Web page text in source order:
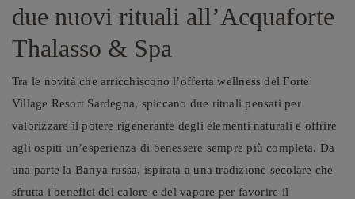
due nuovi rituali all’Acquaforte
Thalasso & Spa
Tra le novità che arricchiscono l’offerta wellness del Forte
Village Resort Sardegna, spiccano due rituali pensati per
valorizzare il potere rigenerante degli elementi naturali e offrire
agli ospiti un’esperienza di benessere sempre più completa. Da
una parte la Banya russa, ispirata a una tradizione secolare che
sfrutta i benefici del calore e del vapore per favorire il